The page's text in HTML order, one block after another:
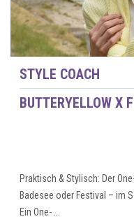
STYLE COACH
BUTTERYELLOW X
Praktisch & Stylisch: Der
Badesee oder Festival – im
Ein One- ...